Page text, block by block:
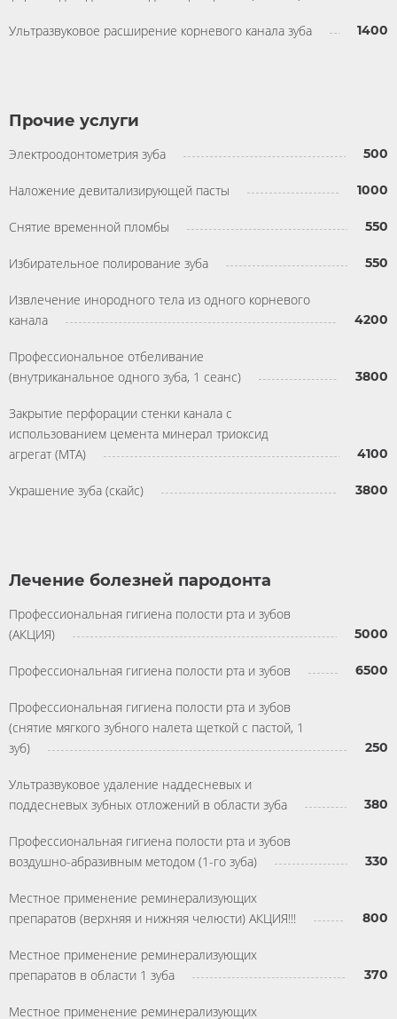
Ультразвуковое расширение корневого канала зуба 1400
Прочие услуги
Электроодонтометрия зуба 500
Наложение девитализирующей пасты 1000
Снятие временной пломбы 550
Избирательное полирование зуба 550
Извлечение инородного тела из одного корневого
канала
4200
Профессиональное отбеливание
(внутриканальное одного зуба, 1 сеанс)
3800
Закрытие перфорации стенки канала с
использованием цемента минерал триоксид
агрегат (МТА)
4100
Украшение зуба (скайс) 3800
Лечение болезней пародонта
Профессиональная гигиена полости рта и зубов
(АКЦИЯ)
5000
Профессиональная гигиена полости рта и зубов 6500
Профессиональная гигиена полости рта и зубов
(снятие мягкого зубного налета щеткой с пастой, 1
зуб)
250
Ультразвуковое удаление наддесневых и
поддесневых зубных отложений в области зуба
380
Профессиональная гигиена полости рта и зубов
воздушно-абразивным методом (1-го зуба)
330
Местное применение реминерализующих
препаратов (верхняя и нижняя челюсти) АКЦИЯ!!!
800
Местное применение реминерализующих
препаратов в области 1 зуба
370
Местное применение реминерализующих